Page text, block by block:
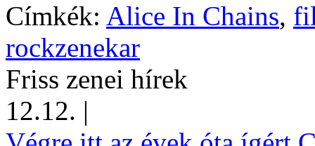
Címkék: Alice In Chains,
rockzenekar
Friss zenei hírek
12.12. |